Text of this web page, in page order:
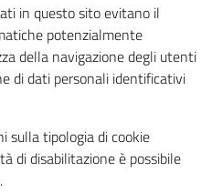
in questo sito evitano il
potenzialmente
della navigazione degli utenti
di dati personali identificativi
sulla tipologia di cookie
di disabilitazione è possibile
.